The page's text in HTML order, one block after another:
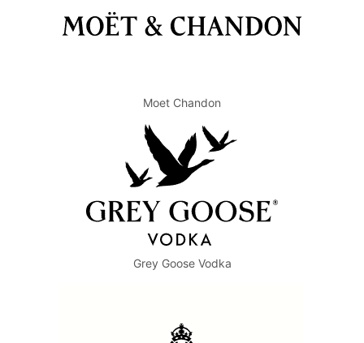
Moet Chandon
Grey Goose Vodka